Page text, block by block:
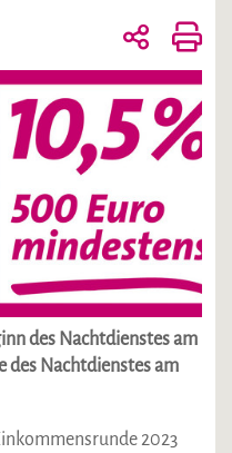
des Nachtdienstes am
des Nachtdienstes am
2023